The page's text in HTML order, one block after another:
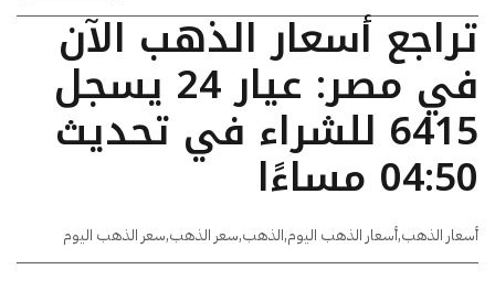
تراجع أسعار الذهب الآن
في مصر: عيار 24 يسجل
6415 للشراء في تحديث
04:50 مساءًا
أسعار الذهب,أسعار الذهب اليوم,الذهب,سعر الذهب,سعر الذهب اليوم